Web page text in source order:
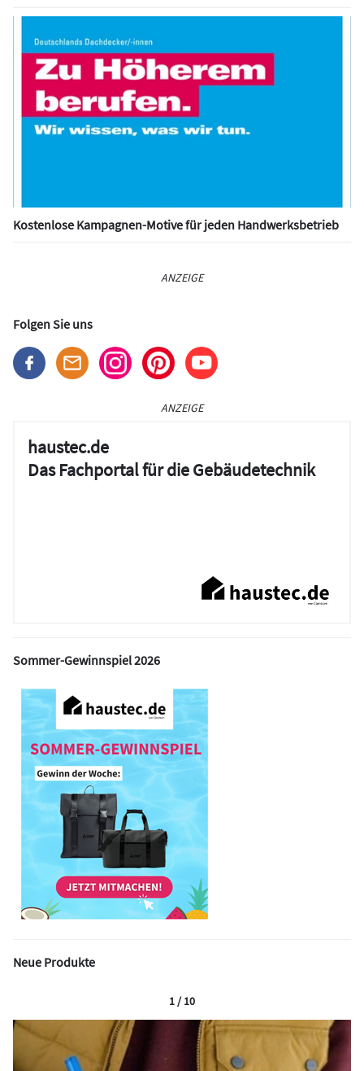
Kostenlose Kampagnen-Motive für jeden Handwerksbetrieb
ANZEIGE
Folgen Sie uns
ANZEIGE
haustec.de
Das Fachportal für die Gebäudetechnik
Sommer-Gewinnspiel 2026
Neue Produkte
1 / 10